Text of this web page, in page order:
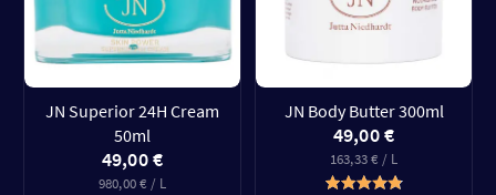
JN Superior 24H Cream
50ml
49,00 €
980,00 € / L
JN Body Butter 300ml
49,00 €
163,33 € / L